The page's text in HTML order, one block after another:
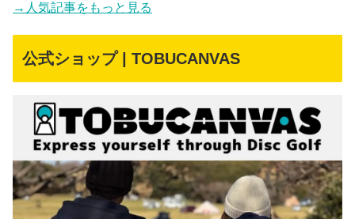
→人気記事をもっと見る
公式ショップ | TOBUCANVAS